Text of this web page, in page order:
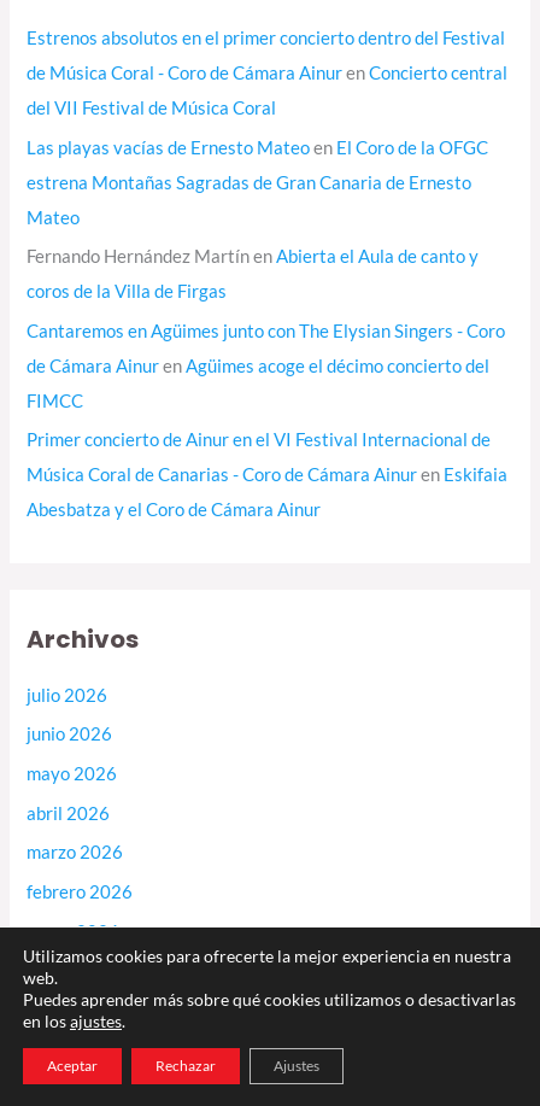
Estrenos absolutos en el primer concierto dentro del Festival
de Música Coral - Coro de Cámara AinurenConcierto central
del VII Festival de Música Coral
Las playas vacías de Ernesto Mateoen El Coro de la OFGC
estrena Montañas Sagradas de Gran Canaria de Ernesto
Mateo
Fernando Hernández MartínenAbierta el Aula de canto y
coros de la Villa de Firgas
Cantaremos en Agüimes junto con The Elysian Singers - Coro
de Cámara AinurenAgüimes acoge el décimo concierto del
FIMCC
Primer concierto de Ainur en el VI Festival Internacional de
Música Coral de Canarias - Coro de Cámara Ainuren Eskifaia
Abesbatza y el Coro de Cámara Ainur
Archivos
julio 2026
junio 2026
mayo 2026
abril 2026
marzo 2026
febrero 2026
enero 2026
diciembre 2025
noviembre 2025
octubre 2025
septiembre 2025
Utilizamos cookies para ofrecerte la mejor experiencia en nuestra
web.
Puedes aprender más sobre qué cookies utilizamos o desactivarlas
en losajustes.
Aceptar Rechazar Ajustes